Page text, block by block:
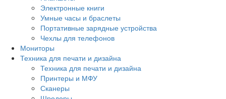
Электронные книги
Умные часы и браслеты
Портативные зарядные устройства
Чехлы для телефонов
Мониторы
Техника для печати и дизайна
Техника для печати и дизайна
Принтеры и МФУ
Сканеры